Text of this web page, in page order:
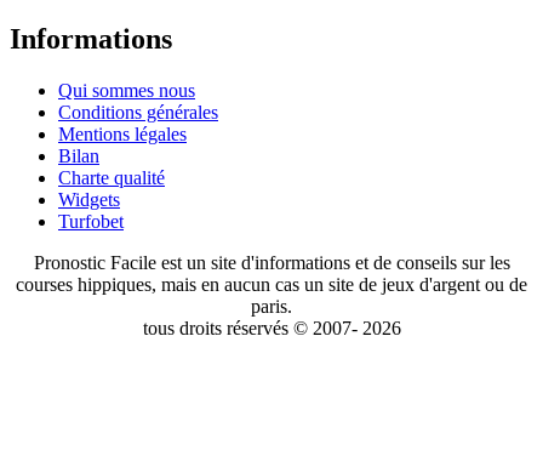
Informations
Qui sommes nous
Conditions générales
Mentions légales
Bilan
Charte qualité
Widgets
Turfobet
Pronostic Facile est un site d'informations et de conseils sur les
courses hippiques, mais en aucun cas un site de jeux d'argent ou de
paris.
tous droits réservés © 2007- 2026